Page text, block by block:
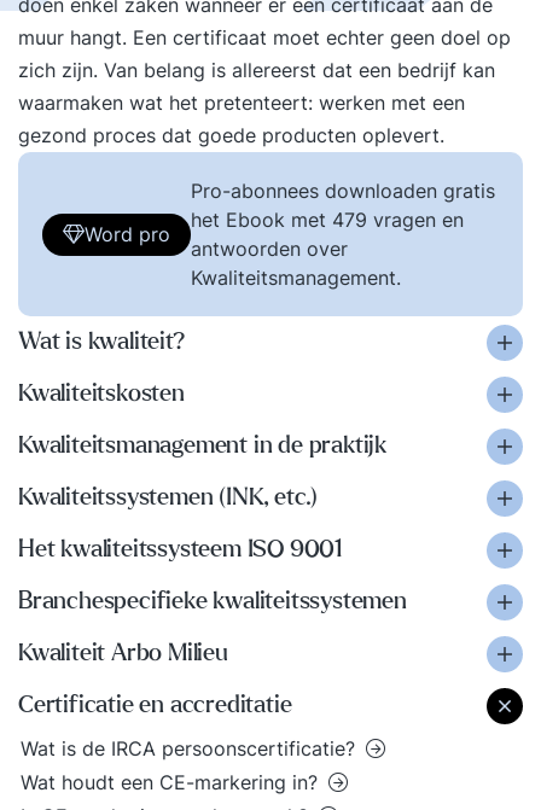
doen enkel zaken wanneer er een certificaat aan de
muur hangt. Een certificaat moet echter geen doel op
zich zijn. Van belang is allereerst dat een bedrijf kan
waarmaken wat het pretenteert: werken met een
gezond proces dat goede producten oplevert.
Word pro
Pro-abonnees downloaden gratis
het Ebook met 479 vragen en
antwoorden over
Kwaliteitsmanagement.
Wat is kwaliteit?
Kwaliteitskosten
Kwaliteitsmanagement in de praktijk
Kwaliteitssystemen (INK, etc.)
Het kwaliteitssysteem ISO 9001
Branchespecifieke kwaliteitssystemen
Kwaliteit Arbo Milieu
Certificatie en accreditatie
Wat is de IRCA persoonscertificatie?
Wat houdt een CE-markering in?